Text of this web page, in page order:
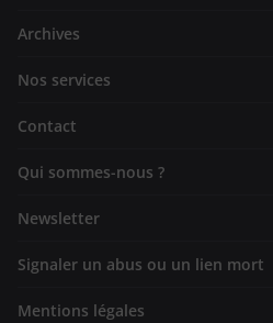
Archives
Nos services
Contact
Qui sommes-nous ?
Newsletter
Signaler un abus ou un lien mort
Mentions légales